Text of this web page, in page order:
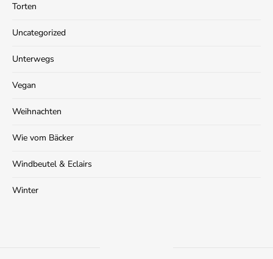
Torten
Uncategorized
Unterwegs
Vegan
Weihnachten
Wie vom Bäcker
Windbeutel & Eclairs
Winter